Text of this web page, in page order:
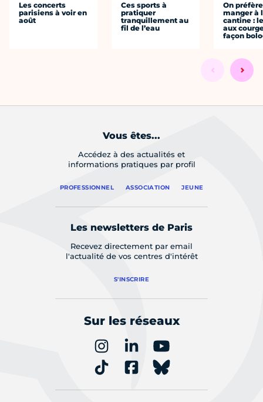
Les concerts
parisiens à voir en
août
Ces sports à
pratiquer
tranquillement au
fil de l’eau
On préfère
manger à
cantine :
aux
façon
Vous êtes...
Accédez à des actualités et
informations pratiques par profil
PROFESSIONNEL ASSOCIATION JEUNE
Les newsletters de Paris
Recevez directement par email
l'actualité de vos centres d'intérêt
S'INSCRIRE
Sur les réseaux